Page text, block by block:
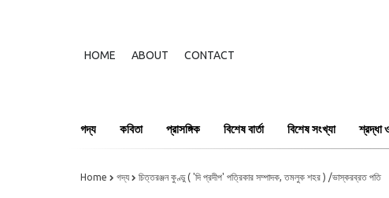
HOME ABOUT CONTACT
গদ্য কবিতা প্রাসঙ্গিক বিশেষ বার্তা বিশেষ সংখ্যা শ্রদ্ধা
Home গদ্য চিত্তরঞ্জন কুণ্ডু ( 'দি প্রদীপ' পত্রিকার সম্পাদক, তমলুক শহর ) /ভাস্করব্রত পতি